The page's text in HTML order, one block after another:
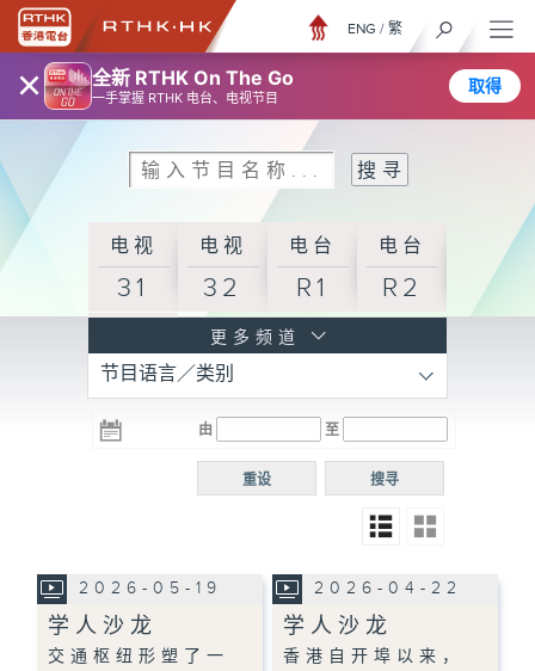
× 全新 RTHK On The Go
一手掌握 RTHK 电台、电视节目
取得
ENG / 繁
电视
31
电视
32
电台
R1
电台
R2
R3
电台 电台
R5
电台
普通
更多频道
节目语言／类别
由 至
搜寻
重设
2026-05-19
学人沙龙
交通枢纽形塑了一
2026-04-22
学人沙龙
香港自开埠以来，